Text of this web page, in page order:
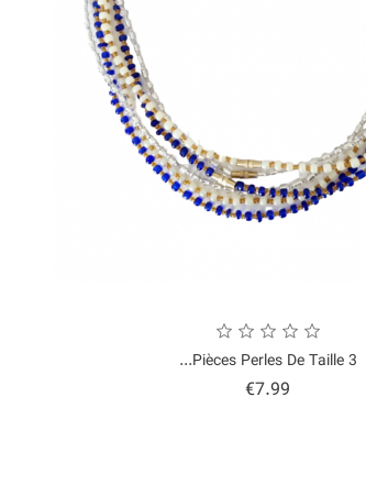
3 Pièces Perles De Taille...
€7.99
Price